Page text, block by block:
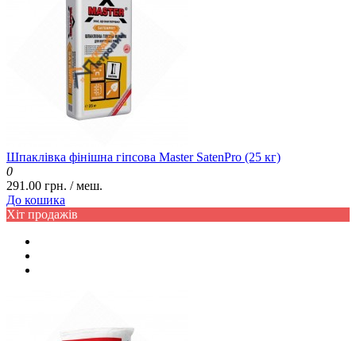
Шпаклівка фінішна гіпсова Master SatenPro (25 кг)
0
291.00 грн. / меш.
До кошика
Хіт продажів